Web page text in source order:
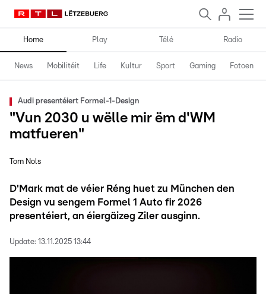
Home Play Télé Radio
News Mobilitéit Life Kultur Sport Gaming Fotoen
Audi presentéiert Formel-1-Design
"Vun 2030 u wëlle mir ëm d'WM
matfueren"
Tom Nols
D'Mark mat de véier Réng huet zu München den
Design vu sengem Formel 1 Auto fir 2026
presentéiert, an éiergäizeg Ziler ausginn.
Update: 13.11.2025 13:44